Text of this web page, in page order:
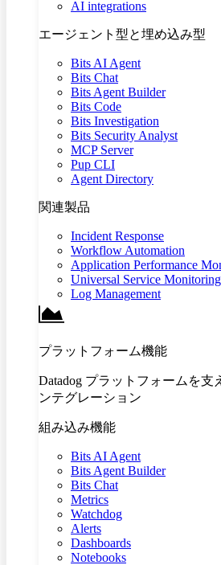
AI integrations
エージェント型と埋め込み型
Bits AI Agent
Bits Chat
Bits Agent Builder
Bits Code
Bits Investigation
Bits Security Analyst
MCP Server
Pup CLI
Agent Directory
関連製品
Incident Response
Workflow Automation
Application Performance
Universal Service Monitoring
Log Management
プラットフォーム機能
Datadog プラットフォームを支
ンテグレーション
組み込み機能
Bits AI Agent
Bits Agent Builder
Bits Chat
Metrics
Watchdog
Alerts
Dashboards
Notebooks